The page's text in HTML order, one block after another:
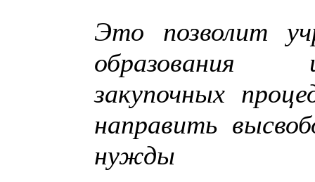
Это позволит
образования
закупочных
направить
нужды